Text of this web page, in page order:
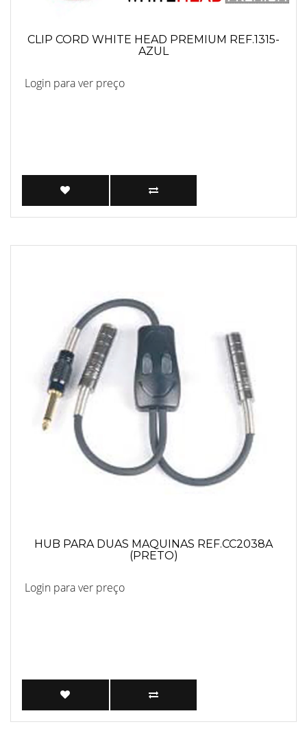
CLIP CORD WHITE HEAD PREMIUM REF.1315-
AZUL
Login para ver preço
HUB PARA DUAS MAQUINAS REF.CC2038A
(PRETO)
Login para ver preço